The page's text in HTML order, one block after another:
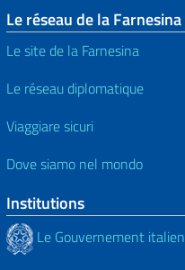
Le réseau de la Farnesina
Le site de la Farnesina
Le réseau diplomatique
Viaggiare sicuri
Dove siamo nel mondo
Institutions
Le Gouvernement italien